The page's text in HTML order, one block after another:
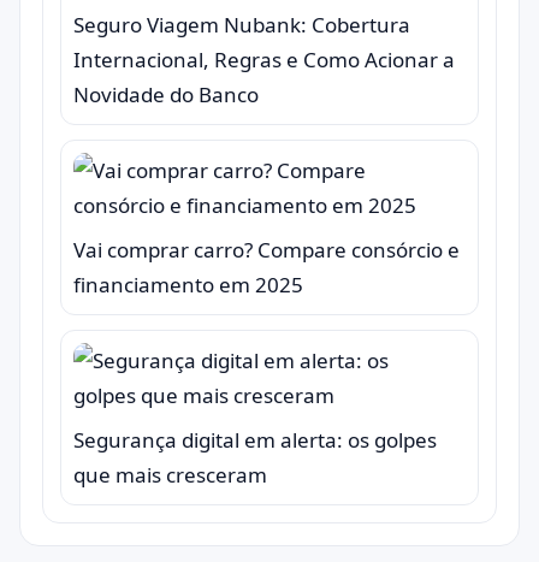
Seguro Viagem Nubank: Cobertura
Internacional, Regras e Como Acionar a
Novidade do Banco
Vai comprar carro? Compare consórcio e
financiamento em 2025
Segurança digital em alerta: os golpes
que mais cresceram